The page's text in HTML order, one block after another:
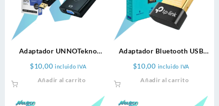
Adaptador UNNOTekno
$10,00 incluido IVA
Añadir al carrito
Adaptador Bluetooth USB
$10,00 incluido IVA
Añadir al carrito